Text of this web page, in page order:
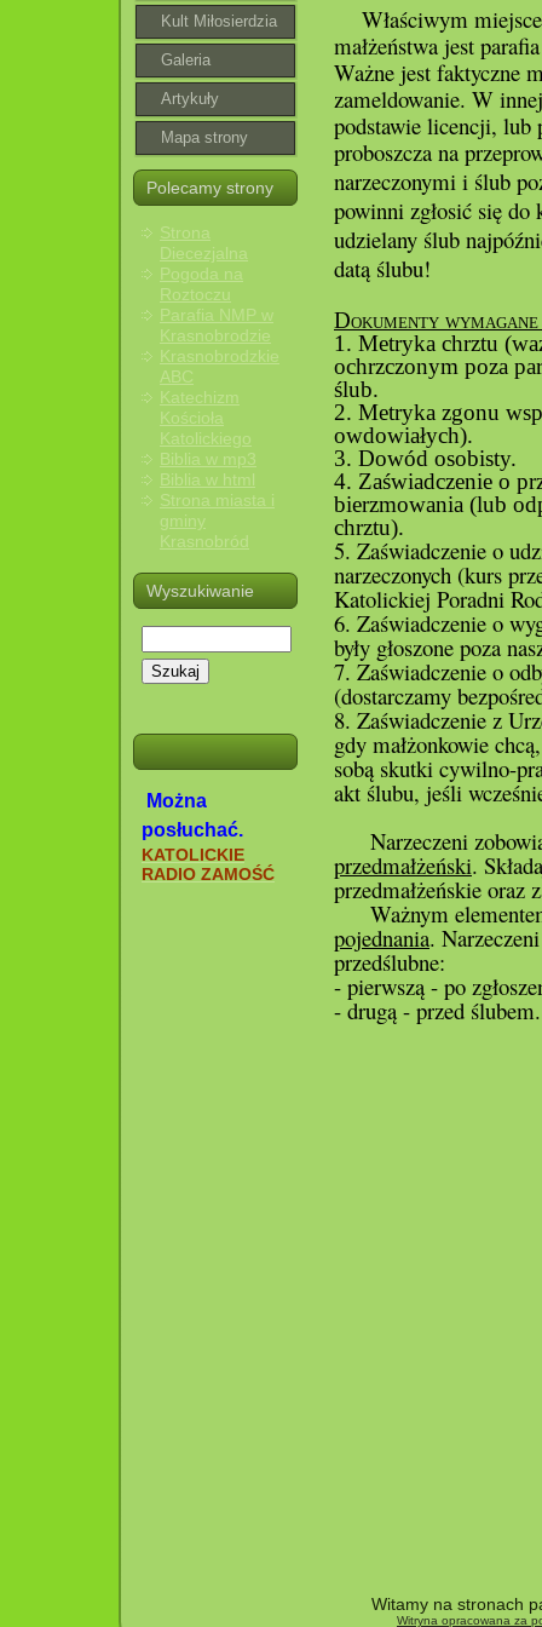
Parafialnego
Kult Miłosierdzia
Bożego
Galeria
roztoczańska
Artykuły
Mapa strony
Polecamy strony
Strona
Diecezjalna
Pogoda na
Roztoczu
Parafia NMP w
Krasnobrodzie
Krasnobrodzkie
ABC
Katechizm
Kościoła
Katolickiego
Biblia w mp3
Biblia w html
Strona miasta i
gminy
Krasnobród
Wyszukiwanie
Szukaj
Można
posłuchać.
KATOLICKIE
RADIO ZAMOŚĆ
Właściwym
małżeństwa jest
Ważne jest faktyczne
zameldowanie. W
podstawie licencji, lub
proboszcza na
narzeczonymi i ślub
powinni zgłosić się
udzielany ślub
datą ślubu!
Dokumenty
1. Metryka chrztu
ochrzczonym poza
ślub.
2. Metryka zgonu
owdowiałych).
3. Dowód osobisty.
4. Zaświadczenie o
bierzmowania (lub
chrztu).
5. Zaświadczenie o
narzeczonych (kurs
Katolickiej Poradni
6. Zaświadczenie o
były głoszone poza
7. Zaświadczenie o
(dostarczamy
8. Zaświadczenie z
gdy małżonkowie
sobą skutki cywilno-
akt ślubu, jeśli
Narzeczeni
przedmałżeński.
przedmałżeńskie oraz
Ważnym
pojednania.
przedślubne:
- pierwszą - po
- drugą - przed ślubem.
Witamy na stronach
Witryna opracowana za